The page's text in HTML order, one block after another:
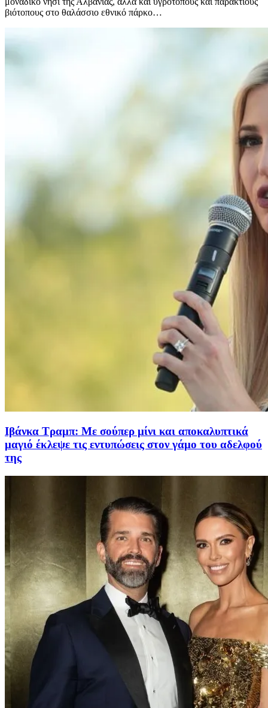
βιότοπους στο θαλάσσιο εθνικό πάρκο…
Ιβάνκα Τραμπ: Με σούπερ μίνι και αποκαλυπτικά
μαγιό έκλεψε τις εντυπώσεις στον γάμο του αδελφού
της